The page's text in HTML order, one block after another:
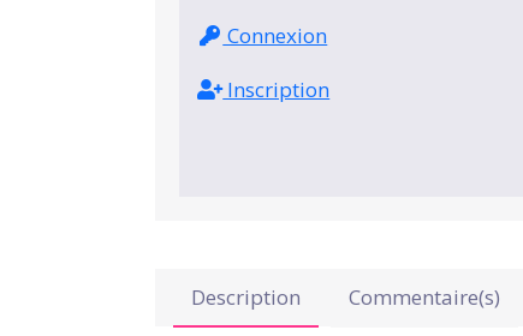
Connexion
Inscription
Description Commentaire(s)